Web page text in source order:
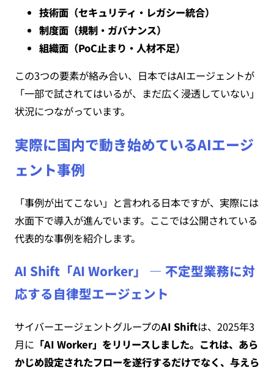
技術面（セキュリティ・レガシー統合）
制度面（規制・ガバナンス）
組織面（PoC止まり・人材不足）
この3つの要素が絡み合い、日本ではAIエージェントが
「一部で試されてはいるが、まだ広く浸透していない」
状況につながっています。
実際に国内で動き始めているAIエージ
ェント事例
「事例が出てこない」と言われる日本ですが、実際には
水面下で導入が進んでいます。ここでは公開されている
代表的な事例を紹介します。
AI Shift「AI Worker」 ― 不定型業務に対
応する自律型エージェント
サイバーエージェントグループのAI Shiftは、2025年3
月に 「AI Worker」をリリースしました。これは、あら
かじめ設定されたフローを遂行するだけでなく、与えら